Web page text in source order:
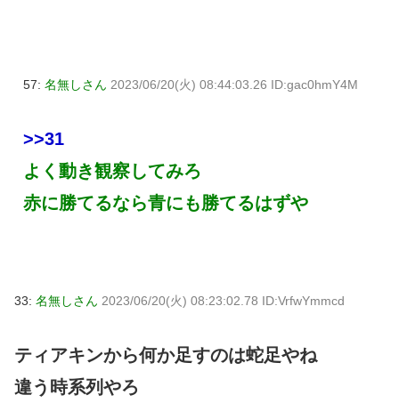
57: 名無しさん 2023/06/20(火) 08:44:03.26 ID:gac0hmY4M
>>31
よく動き観察してみろ
赤に勝てるなら青にも勝てるはずや
33: 名無しさん 2023/06/20(火) 08:23:02.78 ID:VrfwYmmcd
ティアキンから何か足すのは蛇足やね
違う時系列やろ